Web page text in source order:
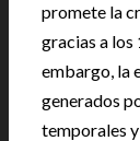
promete la
gracias a los
embargo, la
generados
temporales